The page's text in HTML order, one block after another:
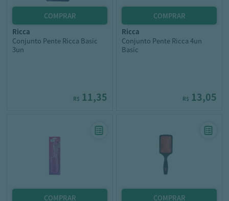
ricca
Conjunto Pente Ricca Basic
3un
R$ 11,35
ricca
Conjunto Pente Ricca 4un
Basic
R$ 13,05